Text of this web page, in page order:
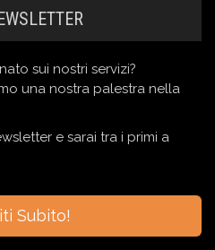
sui nostri servizi?
una nostra palestra nella
e sarai tra i primi a
Subito!